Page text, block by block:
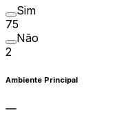
Sim
75
Não
2
Ambiente Principal